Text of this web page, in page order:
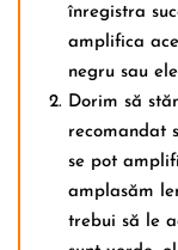
înregistra
amplifica
negru sau
Dorim să
recomandat
se pot
amplasăm
trebui să le